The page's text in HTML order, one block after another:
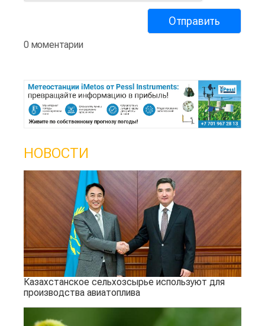
0 моментарии
НОВОСТИ
Казахстанское сельхозсырье используют для
производства авиатоплива